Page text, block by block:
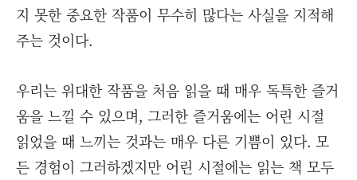
지 못한 중요한 작품이 무수히 많다는 사실을 지적해
주는 것이다.
우리는 위대한 작품을 처음 읽을 때 매우 독특한 즐거
움을 느낄 수 있으며, 그러한 즐거움에는 어린 시절
읽었을 때 느끼는 것과는 매우 다른 기쁨이 있다. 모
든 경험이 그러하겠지만 어린 시절에는 읽는 책 모두